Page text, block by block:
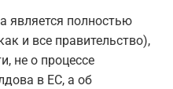
является полностью
и все правительство),
не о процессе
в ЕС, а об